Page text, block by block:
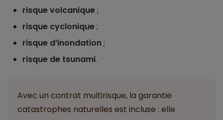
risque volcanique;
risque cyclonique;
risque d’inondation;
risque de tsunami.
Avec un contrat multirisque, la garantie
catastrophes naturelles est incluse : elle